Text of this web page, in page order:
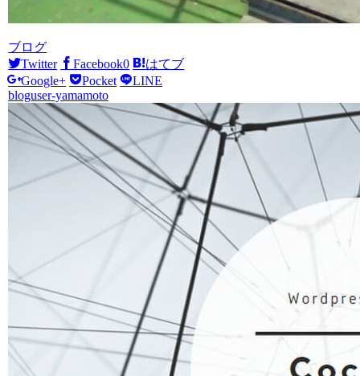
ブログ
Twitter
Facebook0
はてブ
Google+
Pocket
LINE
bloguser-yamamoto